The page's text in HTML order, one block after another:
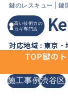
Skip
to
content
鍵のレスキュー | 鍵
高い技術力の
カギ専門店
対応地域 : 東京・
TOP鍵の
施工事例渋谷区